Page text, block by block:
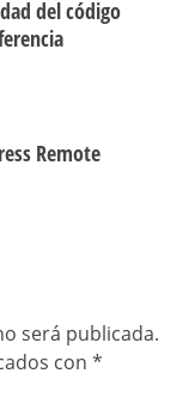
del código
Remote
será publicada.
con *